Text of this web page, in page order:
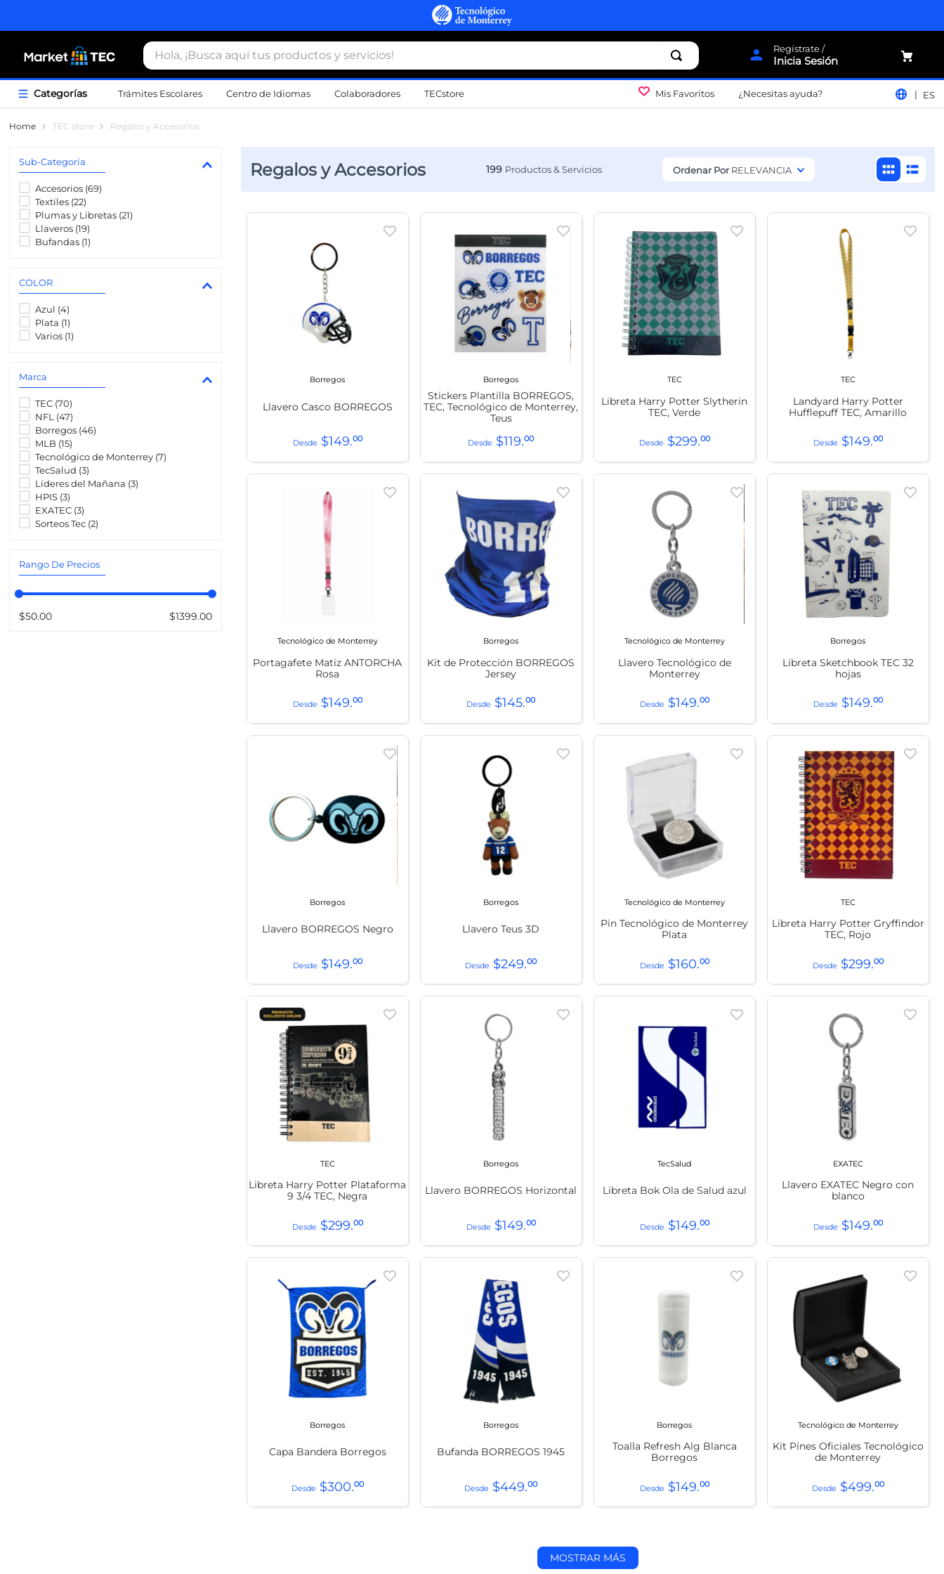
Hola, ¡Busca aquí tus productos y servicios!
Inicia Sesión
Trámites Escolares Centro de Idiomas Colaboradores TECstore Mis Favoritos ¿Necesitas ayuda? ES
TEC store Regalos y Accesorios
Sub-Categoría
Accesorios (69)
Textiles (22)
Plumas y Libretas (21)
Llaveros (19)
Bufandas (1)
COLOR
Azul (4)
Plata (1)
Varios (1)
Marca
TEC (70)
NFL (47)
Borregos (46)
MLB (15)
Tecnológico de Monterrey (7)
TecSalud (3)
Líderes del Mañana (3)
HPIS (3)
EXATEC (3)
Sorteos Tec (2)
Rango De Precios
$50.00 $1399.00
Regalos y Accesorios 199 Ordenar Por RELEVANCIA
Borregos
Llavero Casco BORREGOS
$149.00
Borregos
Stickers Plantilla BORREGOS,
TEC, Tecnológico de Monterrey,
Teus
$119.00
TEC
Libreta Harry Potter Slytherin
TEC, Verde
$299.00
TEC
Landyard Harry Potter
Hufflepuff TEC, Amarillo
$149.00
Tecnológico de Monterrey
Portagafete Matiz ANTORCHA
Rosa
$149.00
Borregos
Kit de Protección BORREGOS
Jersey
$145.00
Tecnológico de Monterrey
Llavero Tecnológico de
Monterrey
$149.00
Borregos
Libreta Sketchbook TEC 32
hojas
$149.00
Borregos
Llavero BORREGOS Negro
$149.00
Borregos
Llavero Teus 3D
$249.00
Tecnológico de Monterrey
Pin Tecnológico de Monterrey
Plata
$160.00
TEC
Libreta Harry Potter Gryffindor
TEC, Rojo
$299.00
TEC
Libreta Harry Potter Plataforma
9 3/4 TEC, Negra
$299.00
Borregos
Llavero BORREGOS Horizontal
$149.00
TecSalud
Libreta Bok Ola de Salud azul
$149.00
EXATEC
Llavero EXATEC Negro con
blanco
$149.00
Borregos
Capa Bandera Borregos
$300.00
Borregos
Bufanda BORREGOS 1945
$449.00
Borregos
Toalla Refresh Alg Blanca
Borregos
$149.00
Tecnológico de Monterrey
Kit Pines Oficiales Tecnológico
de Monterrey
$499.00
MOSTRAR MÁS
2.
seguros
3.
movilidad
4.
sudadera
chamarra
credencial
transcript